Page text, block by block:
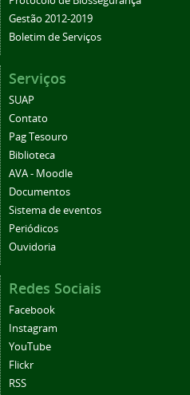
Gestão 2012-2019
Boletim de Serviços
Serviços
SUAP
Contato
Pag Tesouro
Biblioteca
AVA - Moodle
Documentos
Sistema de eventos
Periódicos
Ouvidoria
Redes Sociais
Facebook
Instagram
YouTube
Flickr
RSS